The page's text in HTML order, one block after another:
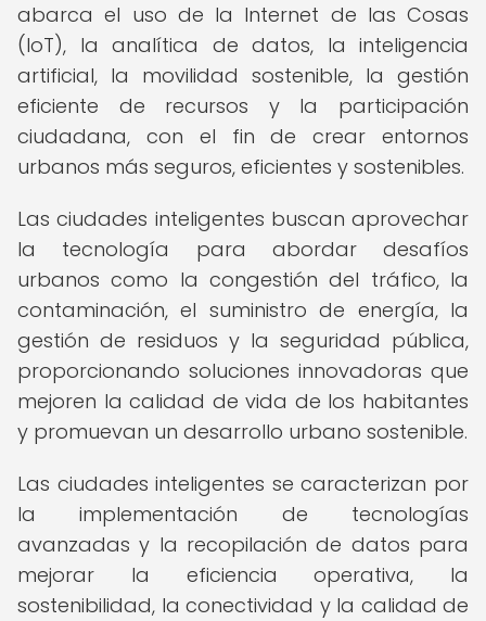
abarca el uso de la Internet de las Cosas
(IoT), la analítica de datos, la inteligencia
artificial, la movilidad sostenible, la gestión
eficiente de recursos y la participación
ciudadana, con el fin de crear entornos
urbanos más seguros, eficientes y sostenibles.
Las ciudades inteligentes buscan aprovechar
la tecnología para abordar desafíos
urbanos como la congestión del tráfico, la
contaminación, el suministro de energía, la
gestión de residuos y la seguridad pública,
proporcionando soluciones innovadoras que
mejoren la calidad de vida de los habitantes
y promuevan un desarrollo urbano sostenible.
Las ciudades inteligentes se caracterizan por
la implementación de tecnologías
avanzadas y la recopilación de datos para
mejorar la eficiencia operativa, la
sostenibilidad, la conectividad y la calidad de